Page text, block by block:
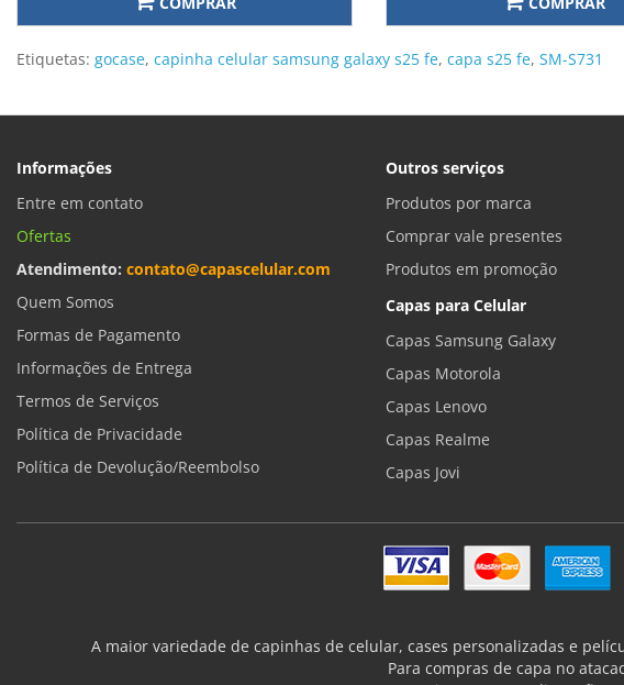
Etiquetas: gocase, capinha celular samsung galaxy s25 fe, capa s25 fe, SM-S731
Informações
Entre em contato
Ofertas
Atendimento: contato@capascelular.com
Quem Somos
Formas de Pagamento
Informações de Entrega
Termos de Serviços
Política de Privacidade
Política de Devolução/Reembolso
Outros serviços
Produtos por marca
Comprar vale presentes
Produtos em promoção
Capas para Celular
Capas Samsung Galaxy
Capas Motorola
Capas Lenovo
Capas Realme
Capas Jovi
A maior variedade de capinhas de celular, cases personalizadas e
Para compras de capa no